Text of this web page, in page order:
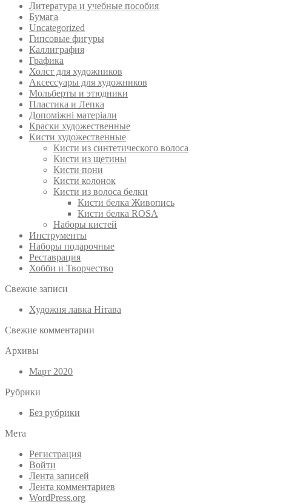
Литература и учебные пособия
Бумага
Uncategorized
Гипсовые фигуры
Каллиграфия
Графика
Холст для художников
Аксессуары для художников
Мольберты и этюдники
Пластика и Лепка
Допоміжні матеріали
Краски художественные
Кисти художественные
Кисти из синтетического волоса
Кисти из щетины
Кисти пони
Кисти колонок
Кисти из волоса белки
Кисти белка Живопись
Кисти белка ROSA
Наборы кистей
Инструменты
Наборы подарочные
Реставрация
Хобби и Творчество
Свежие записи
Художня лавка Нітава
Свежие комментарии
Архивы
Март 2020
Рубрики
Без рубрики
Мета
Регистрация
Войти
Лента записей
Лента комментариев
WordPress.org